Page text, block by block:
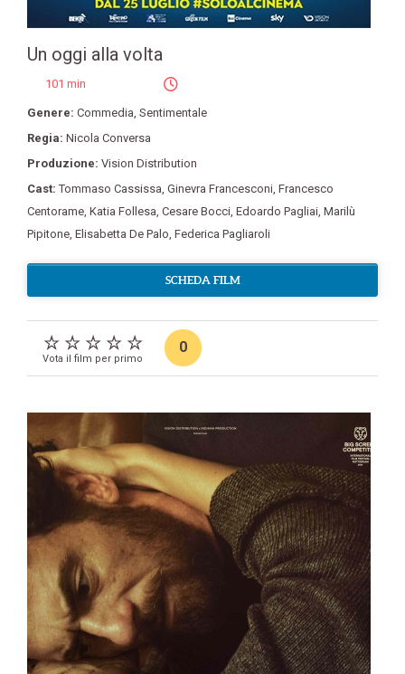
Un oggi alla volta
101 min
Genere: Commedia Sentimentale
Regia: Nicola Conversa
Produzione: Vision Distribution
Cast:Tommaso Cassissa Ginevra Francesconi Francesco
Centorame Katia Follesa Cesare Bocci Edoardo Pagliai Marilù
Pipitone Elisabetta De Palo Federica Pagliaroli
SCHEDA FILM
Vota il film per primo
0